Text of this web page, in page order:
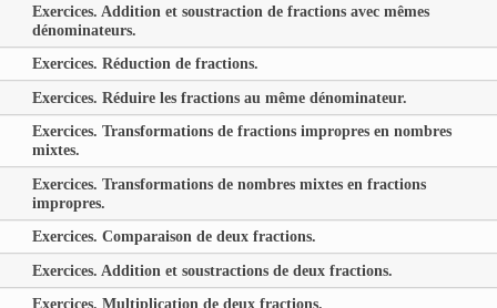
Exercices. Addition et soustraction de fractions avec mêmes
dénominateurs.
Exercices. Réduction de fractions.
Exercices. Réduire les fractions au même dénominateur.
Exercices. Transformations de fractions impropres en nombres
mixtes.
Exercices. Transformations de nombres mixtes en fractions
impropres.
Exercices. Comparaison de deux fractions.
Exercices. Addition et soustractions de deux fractions.
Exercices. Multiplication de deux fractions.